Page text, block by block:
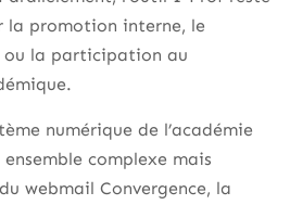
la promotion interne, le
ou la participation au
numérique de l’académie
ensemble complexe mais
webmail Convergence, la